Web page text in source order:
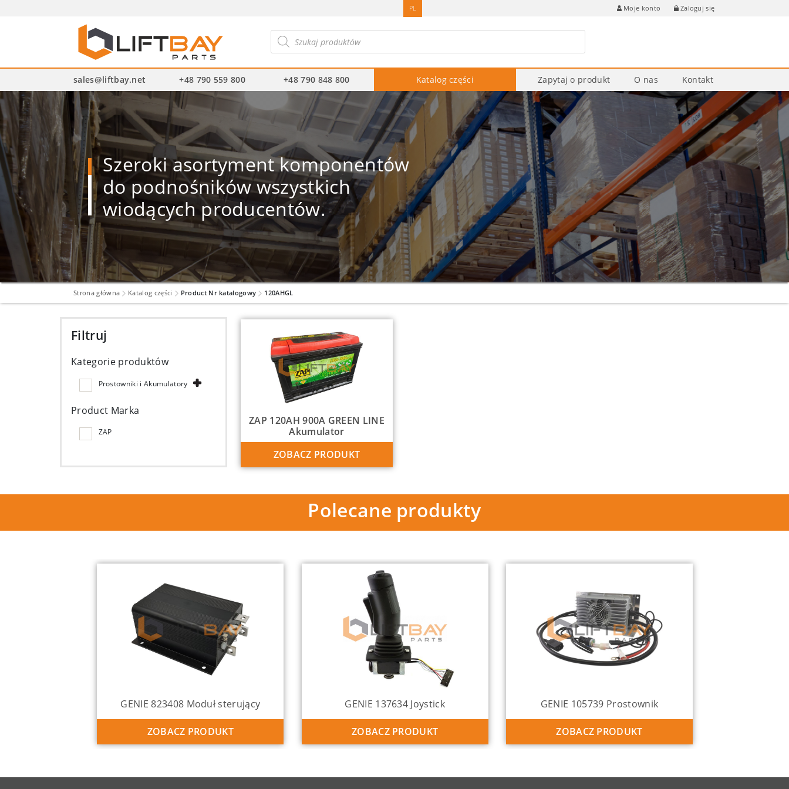
PL Moje konto Zaloguj się
produktów
sales@liftbay.net +48 790 559 800 +48 790 848 800 Katalog części Zapytaj o produkt O nas Kontakt
Szeroki asortyment komponentów
do podnośników wszystkich
wiodących producentów.
Strona główna Katalog części Product Nr katalogowy 120AHGL
Filtruj
Kategorie produktów
Prostowniki i Akumulatory
Product Marka
ZAP
ZAP 120AH 900A GREEN LINE
Akumulator
ZOBACZ PRODUKT
Polecane produkty
GENIE 823408 Moduł sterujący
ZOBACZ PRODUKT
GENIE 137634 Joystick
ZOBACZ PRODUKT
GENIE 105739 Prostownik
ZOBACZ PRODUKT